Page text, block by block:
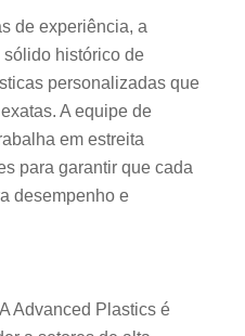
de experiência, a
histórico de
personalizadas que
A equipe de
em estreita
para garantir que cada
desempenho e
Advanced Plastics é